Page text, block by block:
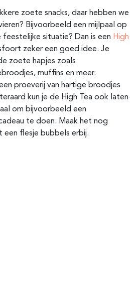
zoete snacks, daar hebben we
Bijvoorbeeld een mijlpaal op
situatie? Dan is een High
zeker een goed idee. Je
zoete hapjes zoals
muffins en meer.
proeverij van hartige broodjes
kun je de High Tea ook laten
om bijvoorbeeld een
te doen. Maak het nog
een flesje bubbels erbij.